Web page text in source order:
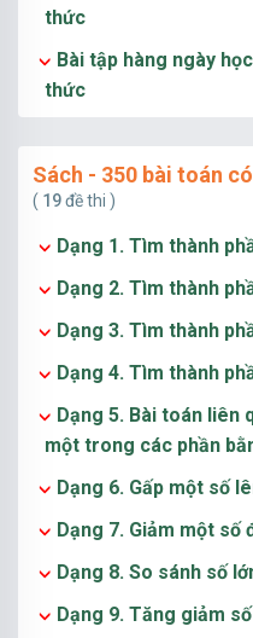
thức
Bài tập hàng ngày
thức
Sách - 350 bài toán
( 19đề thi )
Dạng 1. Tìm thành
Dạng 2. Tìm thành
Dạng 3. Tìm thành
Dạng 4. Tìm thành
Dạng 5. Bài toán liên
một trong các phần
Dạng 6. Gấp một số
Dạng 7. Giảm một số
Dạng 8. So sánh số
Dạng 9. Tăng giảm